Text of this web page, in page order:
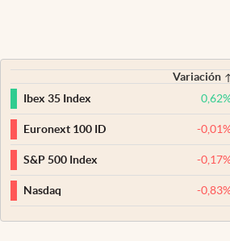
Variación
Ibex 35 Index
0,62
Euronext 100 ID -0,01
S&P 500 Index -0,17
Nasdaq -0,83